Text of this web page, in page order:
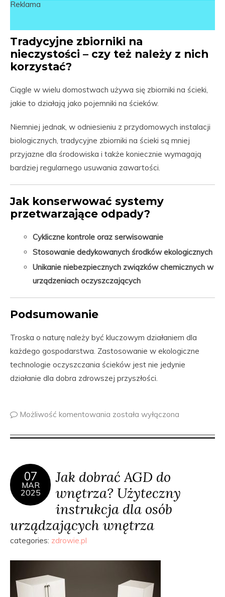
Reklama
Tradycyjne zbiorniki na
nieczystości – czy też należy z nich
korzystać?
Ciągle w wielu domostwach używa się zbiorniki na ścieki,
jakie to działają jako pojemniki na ścieków.
Niemniej jednak, w odniesieniu z przydomowych instalacji
biologicznych, tradycyjne zbiorniki na ścieki są mniej
przyjazne dla środowiska i także koniecznie wymagają
bardziej regularnego usuwania zawartości.
Jak konserwować systemy
przetwarzające odpady?
Cykliczne kontrole oraz serwisowanie
Stosowanie dedykowanych środków ekologicznych
Unikanie niebezpiecznych związków chemicznych w
urządzeniach oczyszczających
Podsumowanie
Troska o naturę należy być kluczowym działaniem dla
każdego gospodarstwa. Zastosowanie w ekologiczne
technologie oczyszczania ścieków jest nie jedynie
działanie dla dobra zdrowszej przyszłości.
Możliwość komentowania została wyłączona
07
MAR
2025
Jak dobrać AGD do
wnętrza? Użyteczny
instrukcja dla osób
urządzających wnętrza
categories: zdrowie.pl